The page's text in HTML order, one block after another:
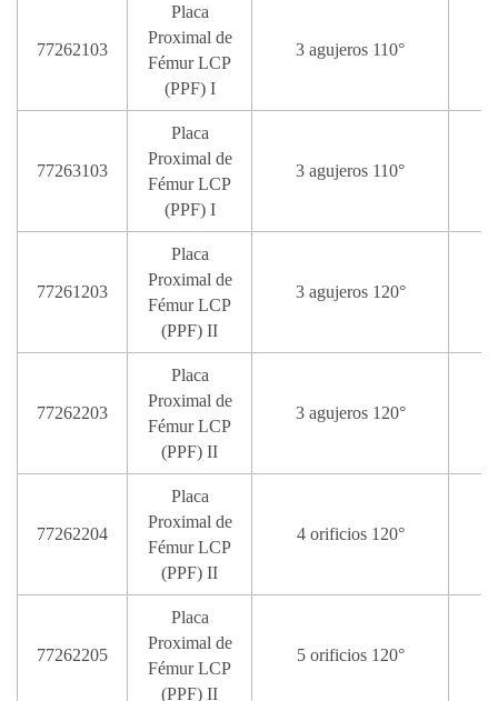
77262103
Placa
Proximal de
Fémur LCP
(PPF) I
3 agujeros 110°
77263103
Placa
Proximal de
Fémur LCP
(PPF) I
3 agujeros 110°
77261203
Placa
Proximal de
Fémur LCP
(PPF) II
3 agujeros 120°
77262203
Placa
Proximal de
Fémur LCP
(PPF) II
3 agujeros 120°
77262204
Placa
Proximal de
Fémur LCP
(PPF) II
4 orificios 120°
77262205
Placa
Proximal de
Fémur LCP
(PPF) II
5 orificios 120°